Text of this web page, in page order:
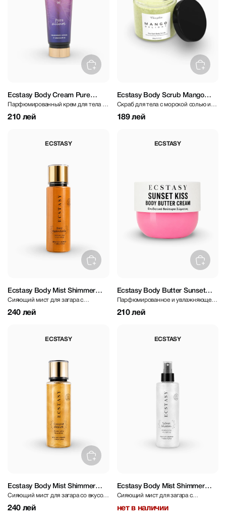
Ecstasy Body Cream Pure
Allure 236 ml
Парфюмированный крем для тела с
ароматом восточных цветов
210 лей
Ecstasy Body Scrub Mango
Delight 300 gr
Скраб для тела с морской солью и
ароматом манго
189 лей
ECSTASY
Ecstasy Body Mist Shimmer
Bare Essentials 250 ml
Сияющий мист для загара с
цветочным ароматом
240 лей
ECSTASY
Ecstasy Body Butter Sunset
Kiss 200 gr
Парфюмированное и увлажняющее
масло для тела
210 лей
ECSTASY
Ecstasy Body Mist Shimmer
Coconut Desire 250 ml
Сияющий мист для загара со вкусом
кокоса
240 лей
ECSTASY
Ecstasy Body Mist Shimmer
Velvet Bloom 200 ml
Сияющий мист для загара с
нет в наличии